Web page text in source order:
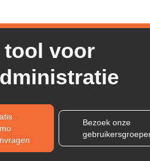
tool voor
Bezoek onze